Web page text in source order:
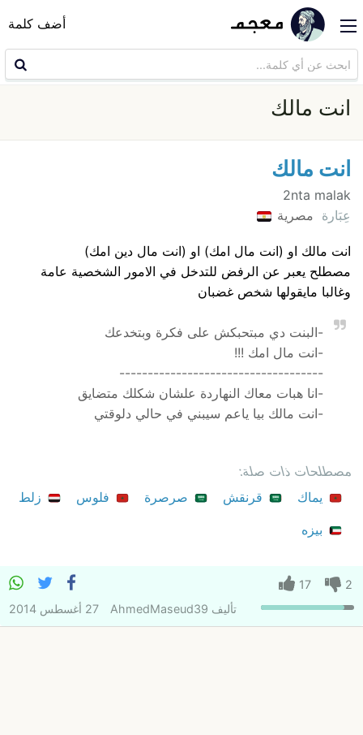
أضف كلمة
انت مالك
انت مالك
2nta malak
عِبَارة مصرية
انت مالك او (انت مال امك) او (انت مال دين امك)
مصطلح يعبر عن الرفض للتدخل في الامور الشخصية عامة
وغالبا مايقولها شخص غضبان
-البنت دي مبتحبكش على فكرة وبتخدعك
-انت مال امك !!!
------------------------------------
-انا هبات معاك النهاردة علشان شكلك متضايق
-انت مالك بيا ياعم سيبني في حالي دلوقتي
مصطلحات ذات صلة:
يماك
قرنقش صرصرة فلوس
زلط
بيزه
2
17
تأليف AhmedMaseud39 27 أغسطس 2014